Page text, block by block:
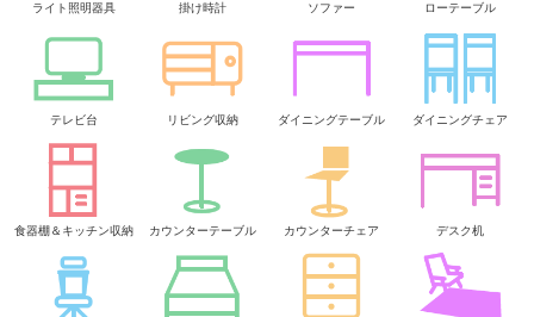
ライト照明器具 掛け時計 ソファー ローテーブル
テレビ台 リビング収納 ダイニングテーブル ダイニングチェア
食器棚＆キッチン収納 カウンターテーブル カウンターチェア デスク机